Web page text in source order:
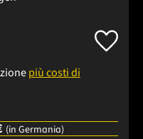
più costi di
(in Germania)